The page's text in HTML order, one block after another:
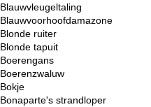
Blauwvleugeltaling
Blauwvoorhoofdamazone
Blonde ruiter
Blonde tapuit
Boerengans
Boerenzwaluw
Bokje
Bonaparte's strandloper